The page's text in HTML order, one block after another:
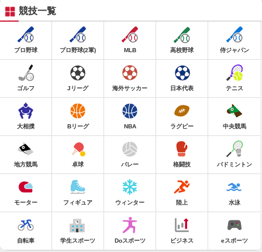
競技一覧
プロ野球 プロ野球(2軍) MLB 高校野球 侍ジャパン
ゴルフ Jリーグ 海外サッカー 日本代表 テニス
大相撲 Bリーグ NBA ラグビー 中央競馬
地方競馬 卓球 バレー 格闘技 バドミントン
モーター フィギュア ウィンター 陸上 水泳
自転車 学生スポーツ Doスポーツ ビジネス eスポーツ